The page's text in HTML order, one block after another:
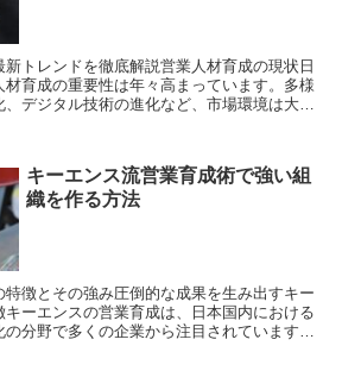
トレンドを徹底解説営業人材育成の現状日
育成の重要性は年々高まっています。多様
デジタル技術の進化など、市場環境は大き
キーエンス流営業育成術で強い組
織を作る方法
徴とその強み圧倒的な成果を生み出すキー
ーエンスの営業育成は、日本国内における
分野で多くの企業から注目されています。